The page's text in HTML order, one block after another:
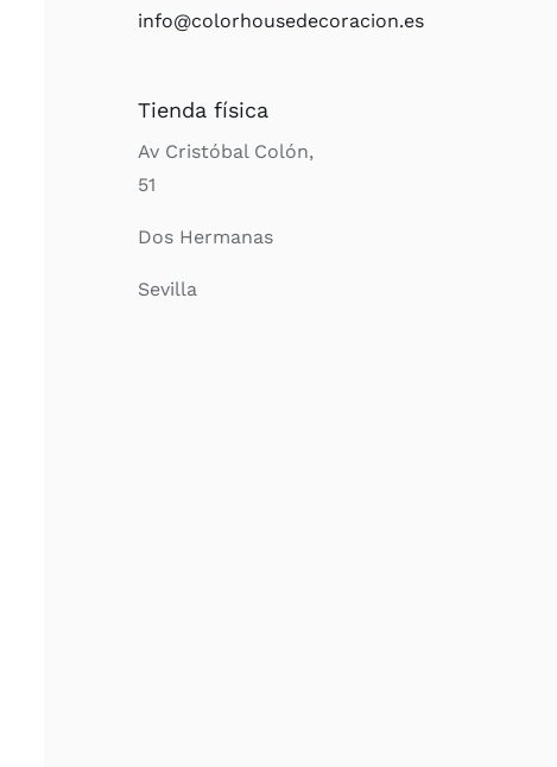
info@colorhousedecoracion.es
Tienda física
Av Cristóbal Colón,
51
Dos Hermanas
Sevilla